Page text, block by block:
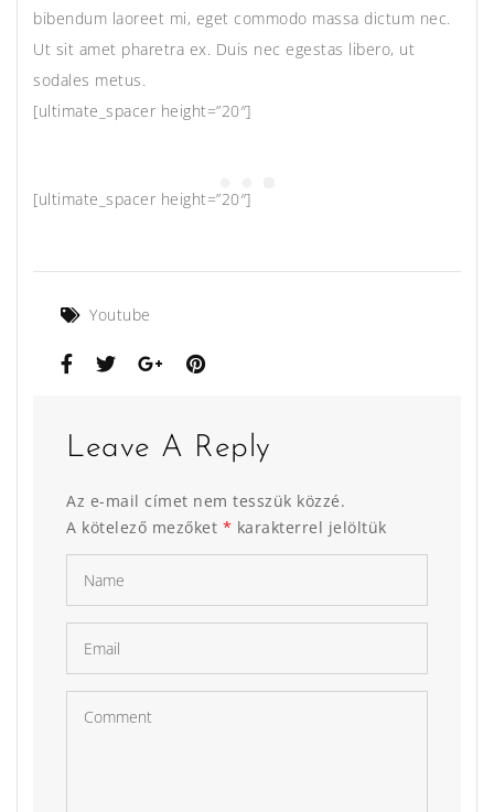
bibendum laoreet mi, eget commodo massa dictum nec.
Ut sit amet pharetra ex. Duis nec egestas libero, ut
sodales metus.
[ultimate_spacer height=”20″]
[ultimate_spacer height=”20″]
Youtube
Leave A Reply
Az e-mail címet nem tesszük közzé.
A kötelező mezőket * karakterrel jelöltük